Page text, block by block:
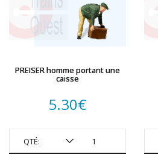
PREISER homme portant une
caisse
5.30€
QTÉ: